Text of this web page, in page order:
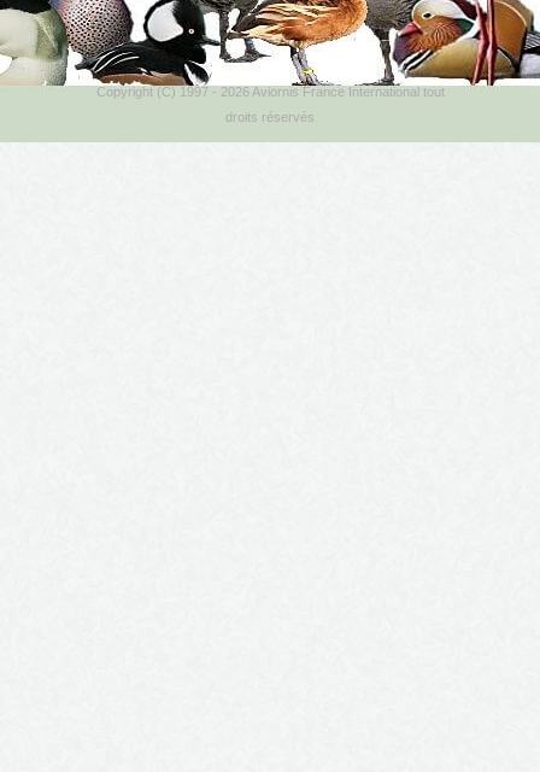
Copyright (C) 1997 - 2026 Aviornis France International tout
droits réservés